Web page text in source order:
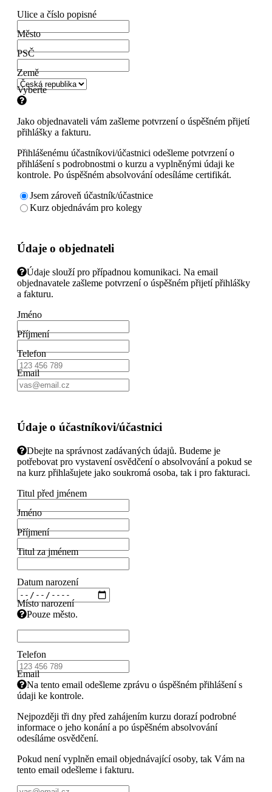
Ulice a číslo popisné
Město
PSČ
Země
Vyberte
Jako objednavateli vám zašleme potvrzení o úspěšném přijetí
přihlášky a fakturu.
Přihlášenému účastníkovi/účastnici odešleme potvrzení o
přihlášení s podrobnostmi o kurzu a vyplněnými údaji ke
kontrole. Po úspěšném absolvování odesíláme certifikát.
Jsem zároveň účastník/účastnice
Kurz objednávám pro kolegy
Údaje o objednateli
Údaje slouží pro případnou komunikaci. Na email
objednavatele zašleme potvrzení o úspěšném přijetí přihlášky
a fakturu.
Jméno
Příjmení
Telefon
Email
Údaje o účastníkovi/účastnici
Dbejte na správnost zadávaných údajů. Budeme je
potřebovat pro vystavení osvědčení o absolvování a pokud se
na kurz přihlašujete jako soukromá osoba, tak i pro fakturaci.
Titul před jménem
Jméno
Příjmení
Titul za jménem
Datum narození
Místo narození
Pouze město.
Telefon
Email
Na tento email odešleme zprávu o úspěšném přihlášení s
údaji ke kontrole.
Nejpozději tři dny před zahájením kurzu dorazí podrobné
informace o jeho konání a po úspěšném absolvování
odesíláme osvědčení.
Pokud není vyplněn email objednávající osoby, tak Vám na
tento email odešleme i fakturu.